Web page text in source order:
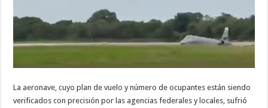
La aeronave, cuyo plan de vuelo y número de ocupantes están siendo
verificados con precisión por las agencias federales y locales, sufrió